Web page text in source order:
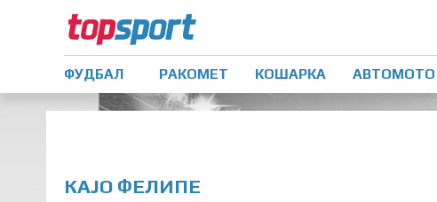
ФУДБАЛ РАКОМЕТ КОШАРКА АВТОМОТО
КАЈО ФЕЛИПЕ